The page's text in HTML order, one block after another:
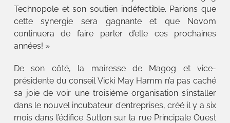
Technopole et son soutien indéfectible. Parions que
cette synergie sera gagnante et que Novom
continuera de faire parler d’elle ces prochaines
années! »
De son côté, la mairesse de Magog et vice-
présidente du conseil Vicki May Hamm n’a pas caché
sa joie de voir une troisième organisation s’installer
dans le nouvel incubateur d’entreprises, créé il y a six
mois dans l’édifice Sutton sur la rue Principale Ouest